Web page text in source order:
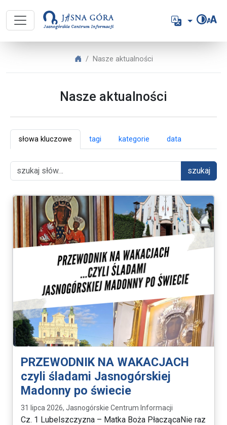
Język
Jasnogórskie Centrum Informacji
Jasnogórskie Centrum Informacji
Nasze aktualności
Nasze aktualności
słowa kluczowe tagi kategorie data
szukaj
PRZEWODNIK NA WAKACJACH
czyli śladami Jasnogórskiej
Madonny po świecie
31 lipca 2026, Jasnogórskie Centrum Informacji
Cz. 1 Lubelszczyzna – Matka Boża PłaczącaNie raz